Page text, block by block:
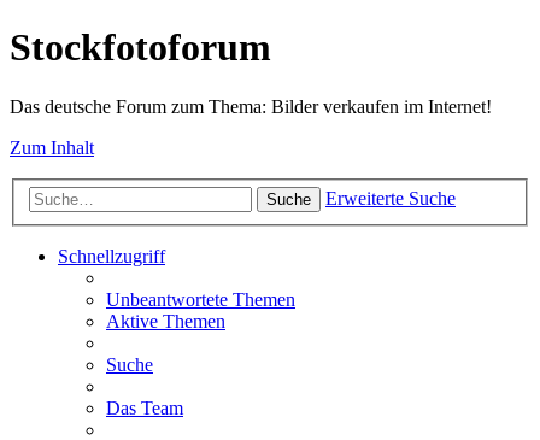
Stockfotoforum
Das deutsche Forum zum Thema: Bilder verkaufen im Internet!
Zum Inhalt
Suche Erweiterte Suche
Schnellzugriff
Unbeantwortete Themen
Aktive Themen
Suche
Das Team